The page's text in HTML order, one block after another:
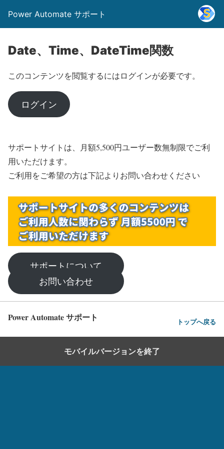
Power Automate サポート
Date、Time、DateTime関数
このコンテンツを閲覧するにはログインが必要です。
ログイン
サポートサイトは、月額5,500円ユーザー数無制限でご利
用いただけます。
ご利用をご希望の方は下記よりお問い合わせください
サポートについて
お問い合わせ
Power Automate サポート トップへ戻る
モバイルバージョンを終了